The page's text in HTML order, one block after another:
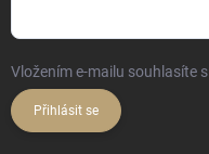
Vložením e-mailu souhlasíte s
Přihlásit se